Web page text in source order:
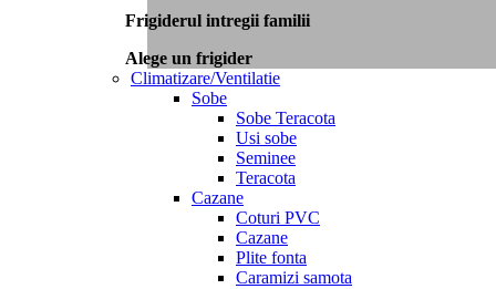
Frigiderul intregii familii
Alege un frigider
Climatizare/Ventilatie
Sobe
Sobe Teracota
Usi sobe
Seminee
Teracota
Cazane
Coturi PVC
Cazane
Plite fonta
Caramizi samota